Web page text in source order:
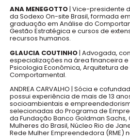
ANA MENEGOTTO | Vice-presidente
da Sodexo On-site Brasil, formada
graduação em Análise do
Gestão Estratégica e cursos de
recursos humanos.
GLAUCIA COUTINHO| Advogada,
especializações na área financeira e
Psicologia Econômica, Arquitetura
Comportamental.
ANDREA CARVALHO | Sócia e
possui experiência de mais de 13
socioambientais e
selecionadas do Programa de
da Fundação Banco Goldman
Mulheres do Brasil, Núcleo Rio de
Rede Mulher Empreendedora (RME)